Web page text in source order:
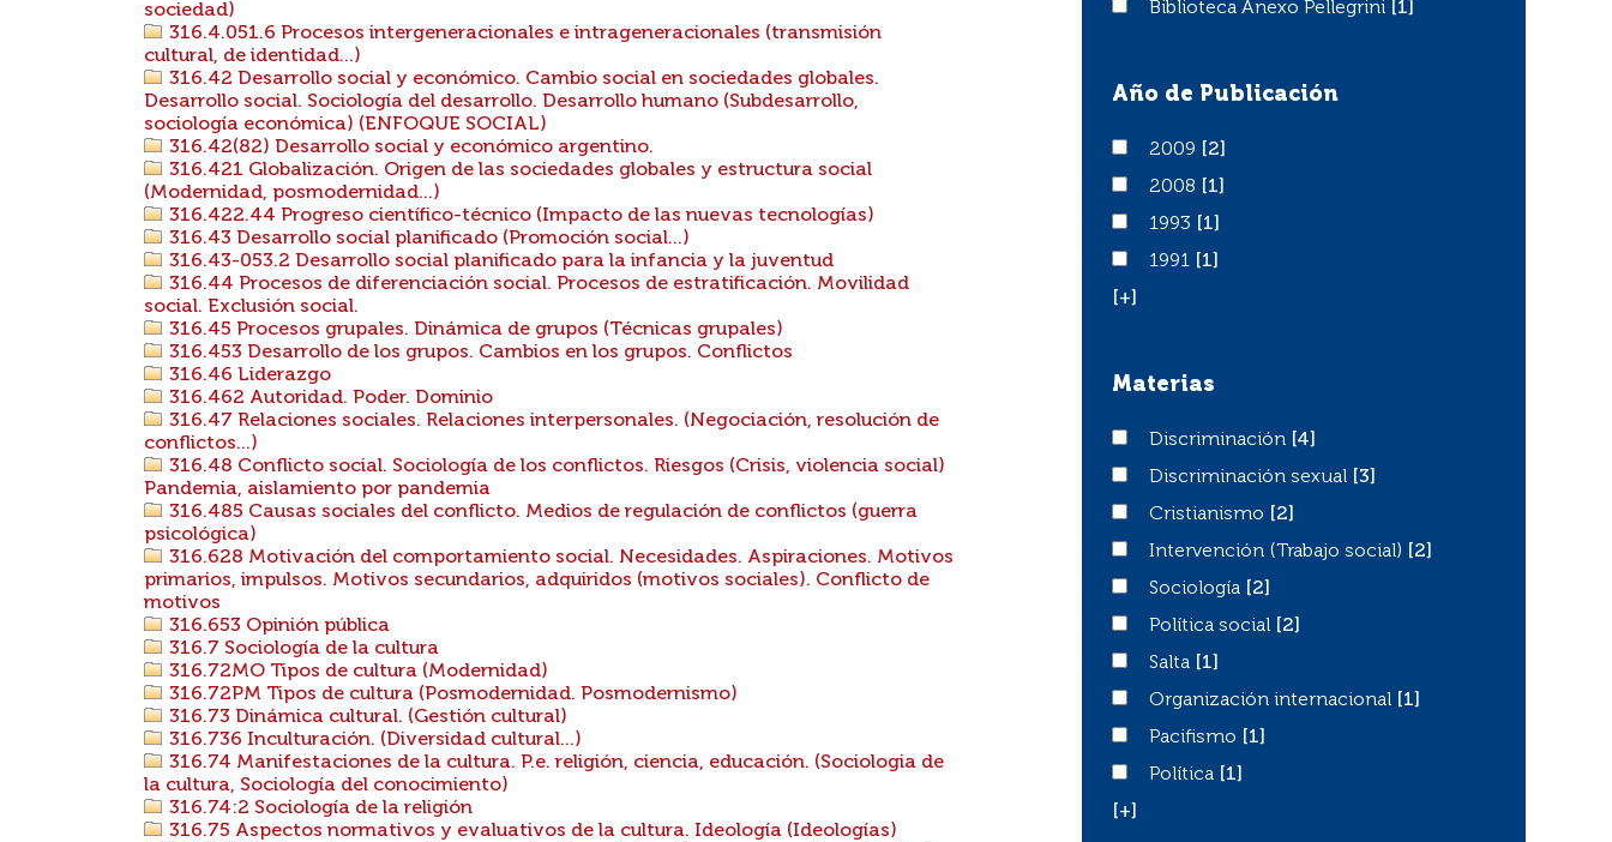
sociedad)
316.4.051.6 Procesos intergeneracionales e intrageneracionales (transmisión
cultural, de identidad...)
316.42 Desarrollo social y económico. Cambio social en sociedades globales.
Desarrollo social. Sociología del desarrollo. Desarrollo humano (Subdesarrollo,
sociología económica) (ENFOQUE SOCIAL)
316.42(82) Desarrollo social y económico argentino.
316.421 Globalización. Origen de las sociedades globales y estructura social
(Modernidad, posmodernidad...)
316.422.44 Progreso científico-técnico (Impacto de las nuevas tecnologías)
316.43 Desarrollo social planificado (Promoción social...)
316.43-053.2 Desarrollo social planificado para la infancia y la juventud
316.44 Procesos de diferenciación social. Procesos de estratificación. Movilidad
social. Exclusión social.
316.45 Procesos grupales. Dinámica de grupos (Técnicas grupales)
316.453 Desarrollo de los grupos. Cambios en los grupos. Conflictos
316.46 Liderazgo
316.462 Autoridad. Poder. Dominio
316.47 Relaciones sociales. Relaciones interpersonales. (Negociación, resolución de
conflictos...)
316.48 Conflicto social. Sociología de los conflictos. Riesgos (Crisis, violencia social)
Pandemia, aislamiento por pandemia
316.485 Causas sociales del conflicto. Medios de regulación de conflictos (guerra
psicológica)
316.628 Motivación del comportamiento social. Necesidades. Aspiraciones. Motivos
primarios, impulsos. Motivos secundarios, adquiridos (motivos sociales). Conflicto de
motivos
316.653 Opinión pública
316.7 Sociología de la cultura
316.72MO Tipos de cultura (Modernidad)
316.72PM Tipos de cultura (Posmodernidad. Posmodernismo)
316.73 Dinámica cultural. (Gestión cultural)
316.736 Inculturación. (Diversidad cultural...)
316.74 Manifestaciones de la cultura. P.e. religión, ciencia, educación. (Sociologia de
la cultura, Sociología del conocimiento)
316.74:2 Sociología de la religión
316.75 Aspectos normativos y evaluativos de la cultura. Ideología (Ideologías)
Biblioteca Anexo Pellegrini
Biblioteca Anexo Pellegrini [1]
Año de Publicación
20092009
[2]
20082008
[1]
19931993
[1]
19911991
[1]
[+]
Materias
Discriminación
Discriminación
[4]
Discriminación sexual
Discriminación sexual
[3]
Cristianismo
Cristianismo
[2]
Intervención (Trabajo social)
Intervención (Trabajo social)
[2]
Sociología
Sociología
[2]
Política social
Política social
[2]
SaltaSalta
[1]
Organización internacional
Organización internacional
[1]
Pacifismo
Pacifismo
[1]
PolíticaPolítica
[1]
[+]